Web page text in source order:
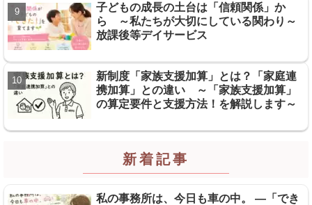
子どもの成長の土台は「信頼関係」か
ら ～私たちが大切にしている関わり～
放課後等デイサービス
新制度「家族支援加算」とは？「家庭連
携加算」との違い ～「家族支援加算」
の算定要件と支援方法！を解説します～
新着記事
私の事務所は、今日も車の中。 ―「でき